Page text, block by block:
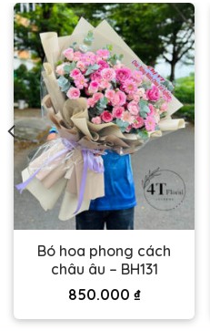
Bó hoa phong cách
châu âu – BH131
850.000 ₫